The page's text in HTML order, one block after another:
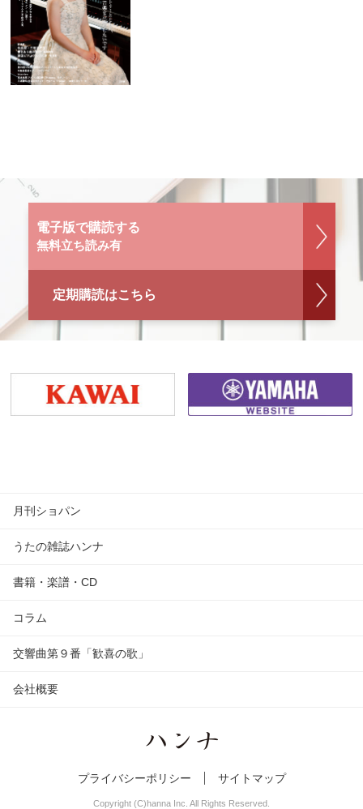
電子版で購読する
無料立ち読み有
定期購読はこちら
月刊ショパン
うたの雑誌ハンナ
書籍・楽譜・CD
コラム
交響曲第９番「歓喜の歌」
会社概要
プライバシーポリシー サイトマップ
Copyright (C)hanna Inc. All Rights Reserved.